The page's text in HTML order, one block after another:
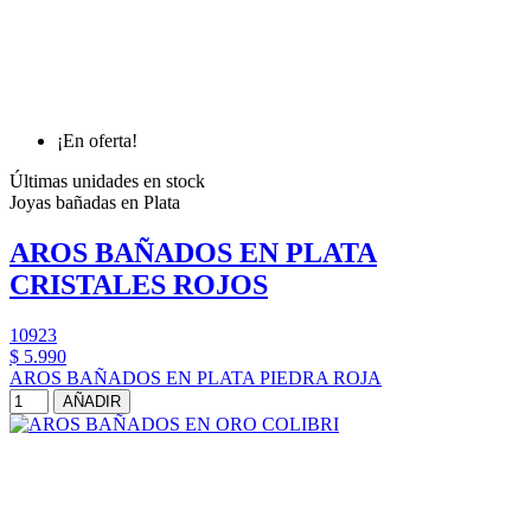
¡En oferta!
Últimas unidades en stock
Joyas bañadas en Plata
AROS BAÑADOS EN PLATA
CRISTALES ROJOS
10923
$ 5.990
AROS BAÑADOS EN PLATA PIEDRA ROJA
AÑADIR